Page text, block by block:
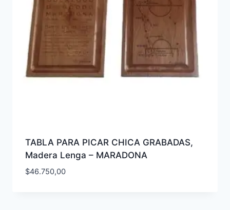
TABLA PARA PICAR CHICA GRABADAS,
Madera Lenga – MARADONA
$46.750,00